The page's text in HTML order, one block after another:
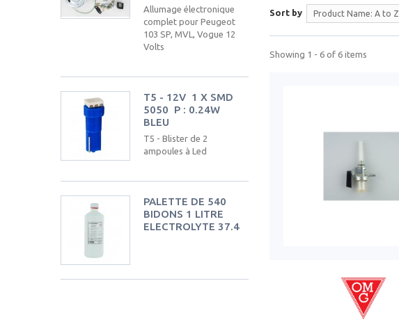
Sort by Product Name: A to Z
Showing 1 - 6 of 6 items
Allumage électronique
complet pour Peugeot
103 SP, MVL, Vogue 12
Volts
T5 - 12V  1 X SMD
5050  P : 0.24W 
BLEU
T5 - Blister de 2
ampoules à Led
PALETTE DE 540
BIDONS 1 LITRE
ELECTROLYTE 37.4